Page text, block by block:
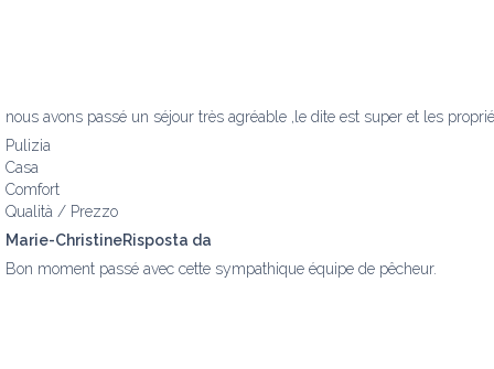
nous avons passé un séjour très agréable ,le dite est super et les
Pulizia
Casa
Comfort
Qualità / Prezzo
Marie-ChristineRisposta da
Bon moment passé avec cette sympathique équipe de pêcheur.